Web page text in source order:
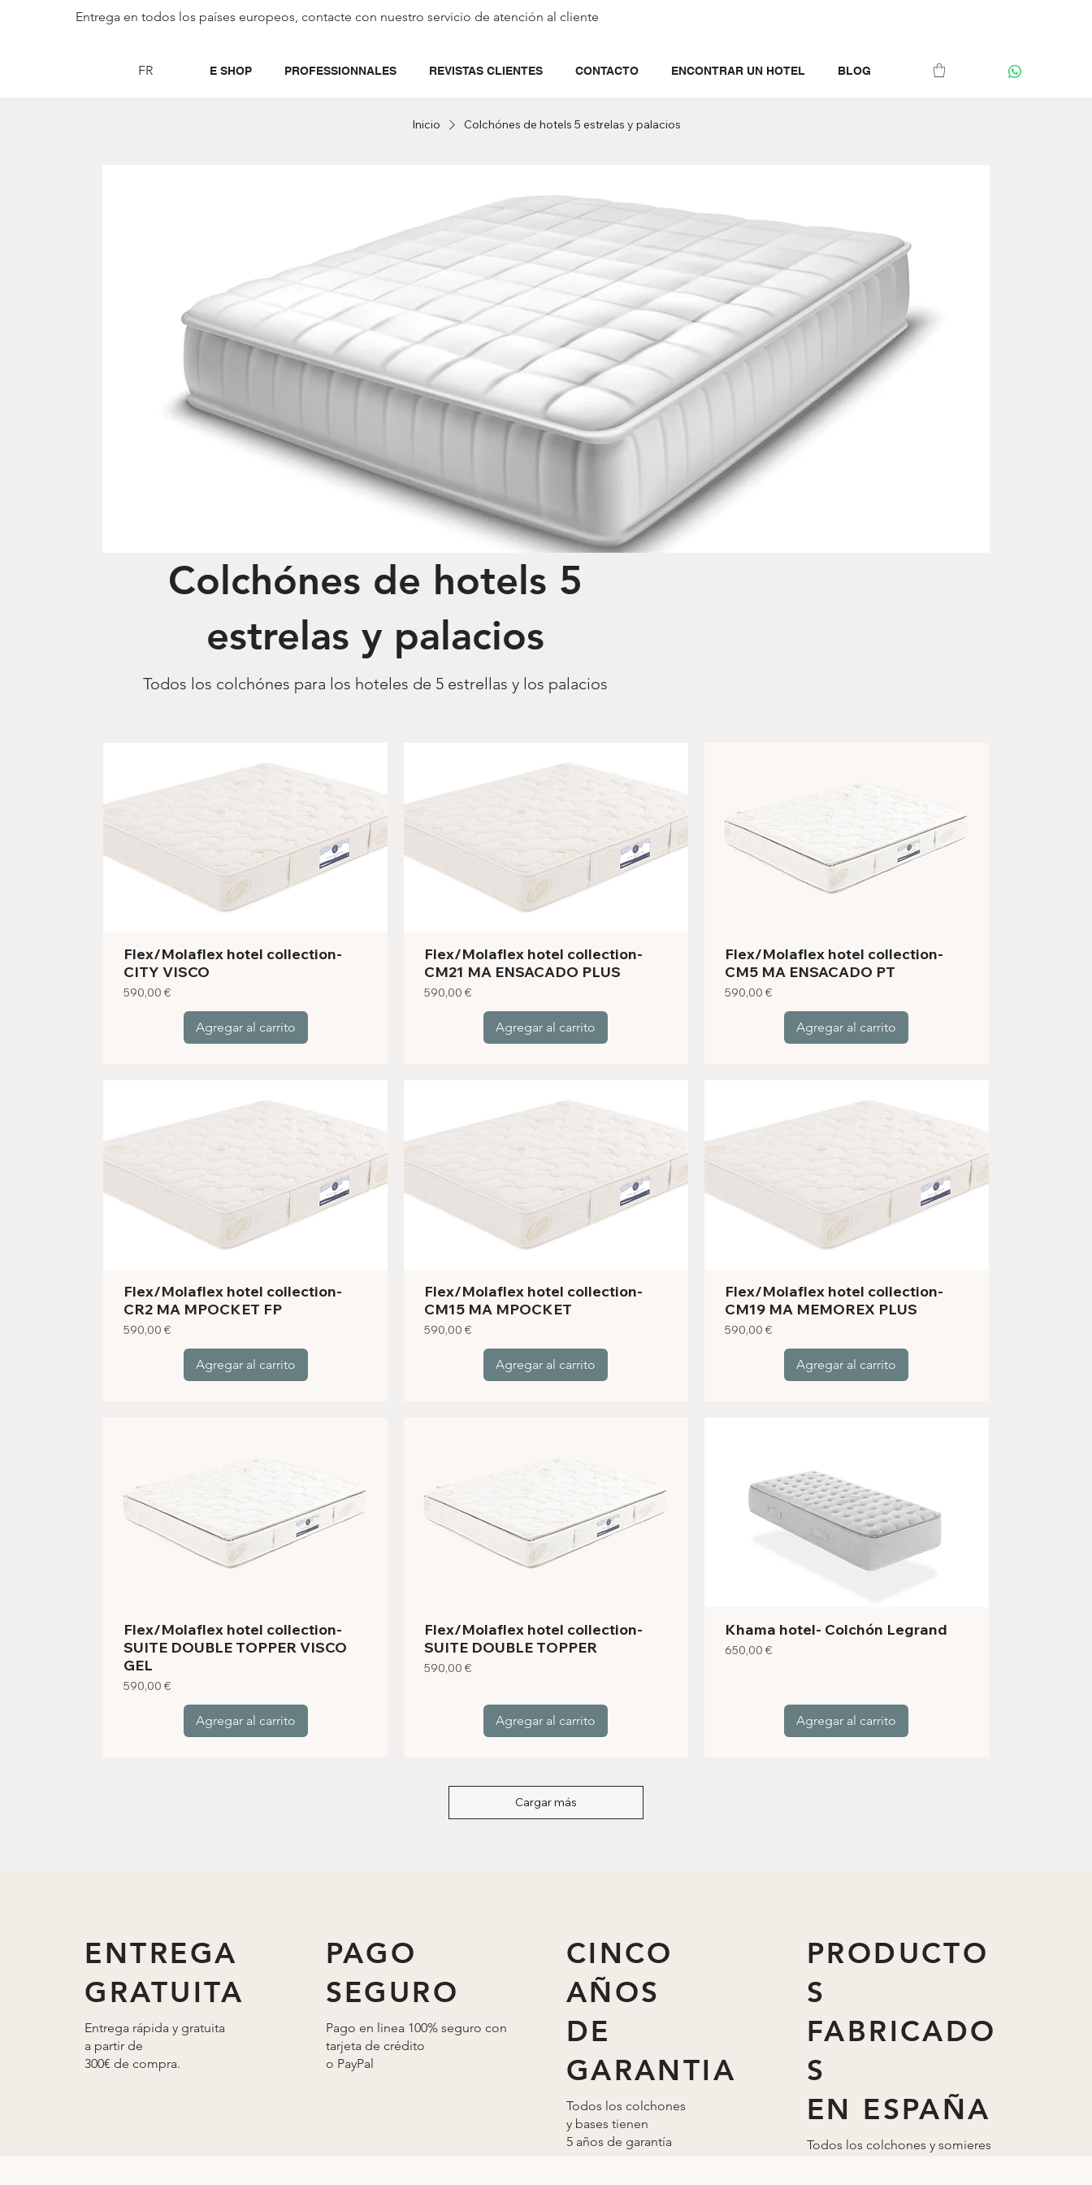
Entrega en todos los países europeos, contacte con nuestro servicio de atención al cliente
E SHOP PROFESSIONNALES REVISTAS CLIENTES CONTACTO ENCONTRAR UN HOTEL BLOG
FR
Inicio Colchónes de hotels 5 estrelas y palacios
Colchónes de hotels 5
estrelas y palacios
Todos los colchónes para los hoteles de 5 estrellas y los palacios
Flex/Molaflex hotel collection-
CITY VISCO
Precio
590,00 €
Agregar al carrito
Flex/Molaflex hotel collection-
CM21 MA ENSACADO PLUS
Precio
590,00 €
Agregar al carrito
Flex/Molaflex hotel collection-
CM5 MA ENSACADO PT
Precio
590,00 €
Agregar al carrito
Flex/Molaflex hotel collection-
CR2 MA MPOCKET FP
Precio
590,00 €
Agregar al carrito
Flex/Molaflex hotel collection-
CM15 MA MPOCKET
Precio
590,00 €
Agregar al carrito
Flex/Molaflex hotel collection-
CM19 MA MEMOREX PLUS
Precio
590,00 €
Agregar al carrito
Flex/Molaflex hotel collection-
SUITE DOUBLE TOPPER VISCO
GEL
Precio
590,00 €
Agregar al carrito
Flex/Molaflex hotel collection-
SUITE DOUBLE TOPPER
Precio
590,00 €
Agregar al carrito
Khama hotel- Colchón Legrand
Precio
650,00 €
Agregar al carrito
Cargar más
ENTREGA
GRATUITA
Entrega rápida y gratuita
a partir de
300€ de compra.
PAGO
SEGURO
Pago en linea 100% seguro con
tarjeta de crédito
o PayPal
CINCO
AÑOS
DE
GARANTIA
Todos los colchones
y bases tienen
5 años de garantía
PRODUCTO
S
FABRICADO
S
EN ESPAÑA
Todos los colchones y somieres